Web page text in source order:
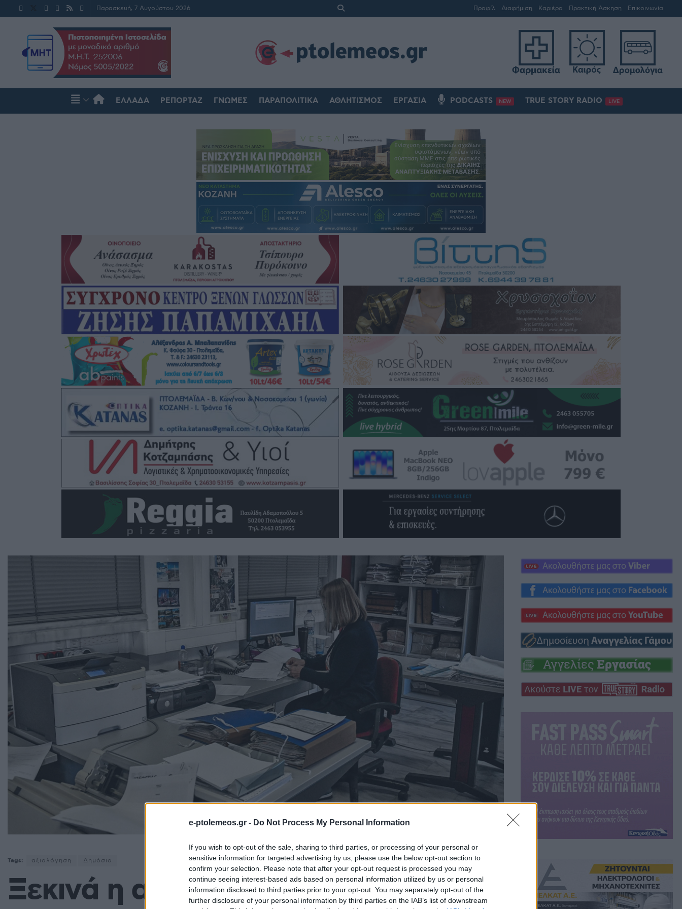
e-ptolemeos.gr - Do Not Process My Personal Information
If you wish to opt-out of the sale, sharing to third parties, or processing of your personal or
sensitive information for targeted advertising by us, please use the below opt-out section to
confirm your selection. Please note that after your opt-out request is processed you may
continue seeing interest-based ads based on personal information utilized by us or personal
information disclosed to third parties prior to your opt-out. You may separately opt-out of the
further disclosure of your personal information by third parties on the IAB’s list of downstream
Παρασκευή, 7 Αυγούστου 2026 Προφίλ Διαφήμιση Καριέρα Πρακτική Άσκηση Επικοινωνία
ΕΛΛΆΔΑ ΡΕΠΟΡΤΆΖ ΓΝΏΜΕΣ ΠΑΡΑΠΟΛΙΤΙΚΆ ΑΘΛΗΤΙΣΜΌΣ ΕΡΓΑΣΊΑ PODCASTS NEW TRUE STORY RADIO LIVE
Tags: αξιολόγηση Δημόσιο
Ξεκινά η αξιολόγηση του Δημοσίου